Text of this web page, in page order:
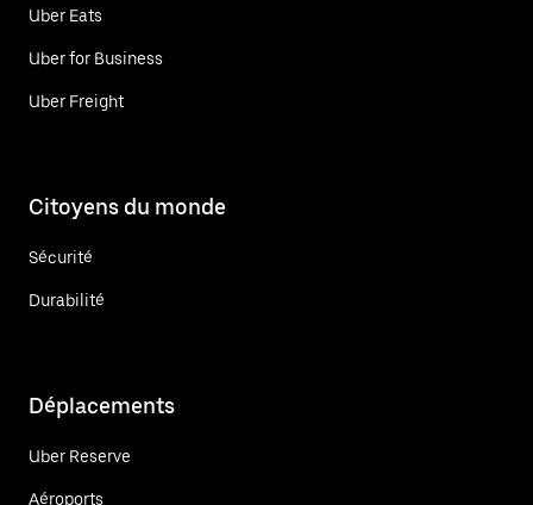
Uber Eats
Uber for Business
Uber Freight
Citoyens du monde
Sécurité
Durabilité
Déplacements
Uber Reserve
Aéroports